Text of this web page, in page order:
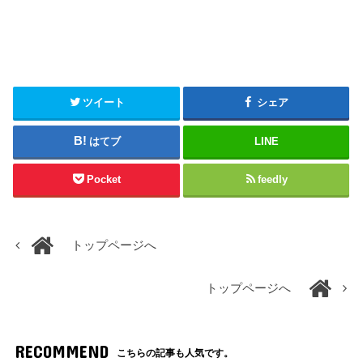
ツイート シェア
はてブ LINE
Pocket feedly
トップページへ
トップページへ
RECOMMEND こちらの記事も人気です。